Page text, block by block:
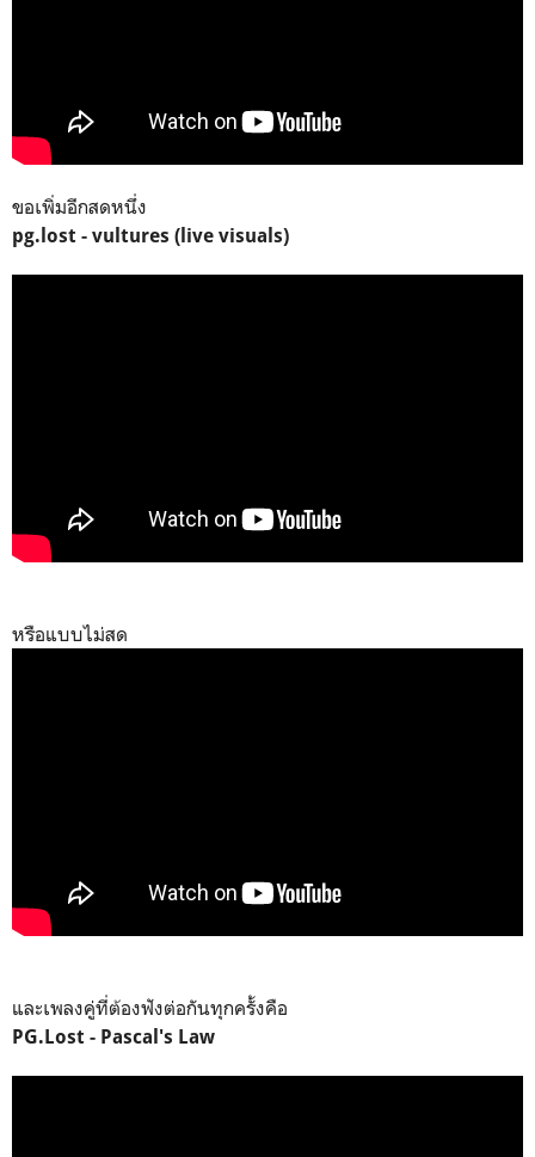
ขอเพิ่มอีกสดหนึ่ง
pg.lost - vultures (live visuals)
หรือแบบไม่สด
และเพลงคู่ที่ต้องฟังต่อกันทุกครั้งคือ
PG.Lost - Pascal's Law